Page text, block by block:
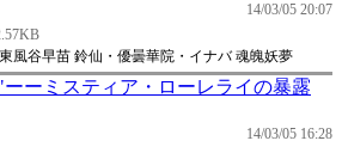
14/03/05 20:07
風谷早苗 鈴仙・優曇華院・イナバ 魂魄妖夢
ーミスティア・ローレライの暴露
14/03/05 16:28